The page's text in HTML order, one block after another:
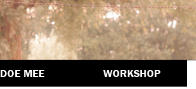
DOE MEE WORKSHOP